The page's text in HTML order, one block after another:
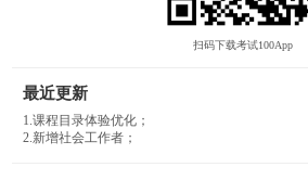
扫码下载考试100App
最近更新
1.课程目录体验优化；
2.新增社会工作者；